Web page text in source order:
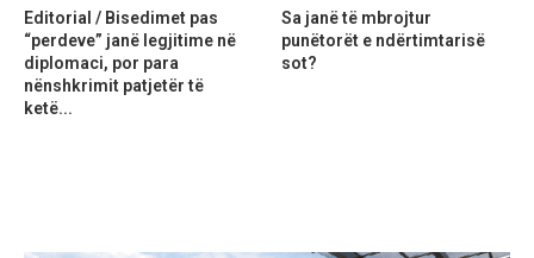
Editorial / Bisedimet pas
“perdeve” janë legjitime në
diplomaci, por para
nënshkrimit patjetër të
ketë...
Sa janë të mbrojtur
punëtorët e ndërtimtarisë
sot?